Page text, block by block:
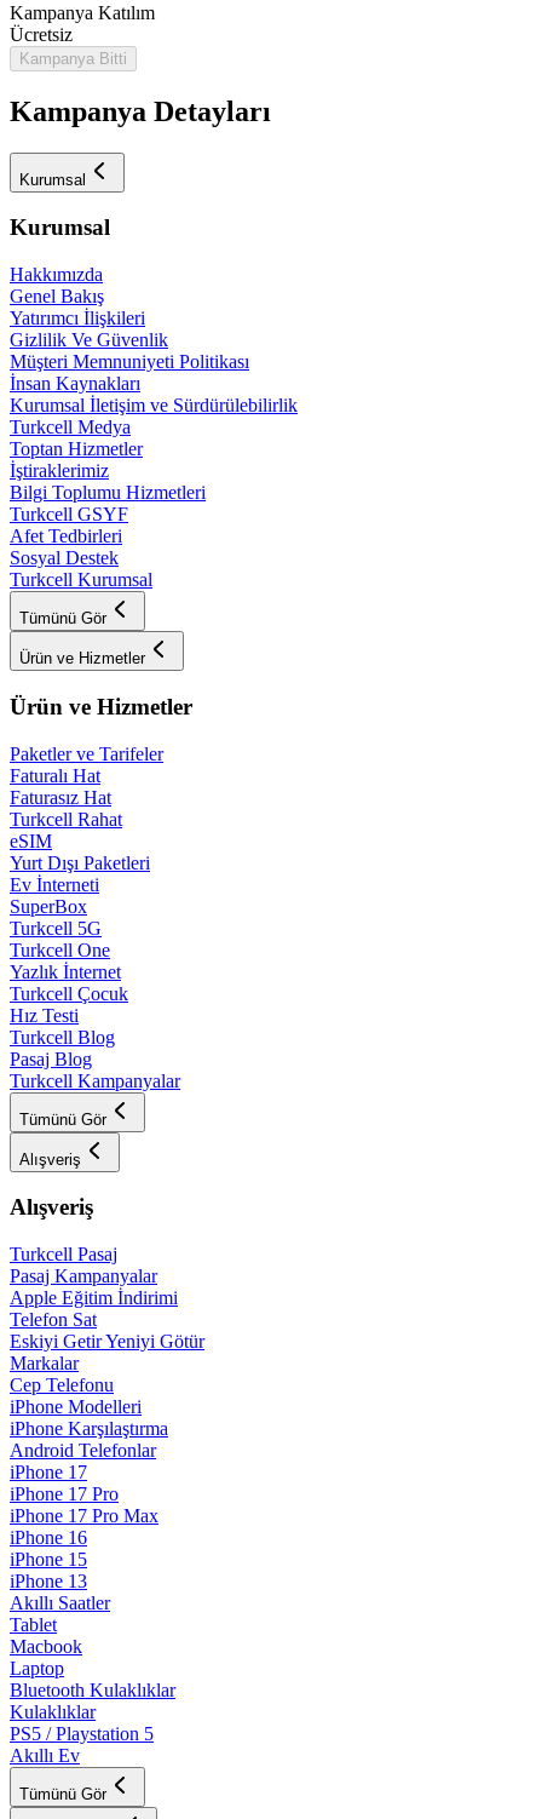
Kampanya Katılım
Ücretsiz
Kampanya Bitti
Kampanya Detayları
Kurumsal
Kurumsal
Hakkımızda
Genel Bakış
Yatırımcı İlişkileri
Gizlilik Ve Güvenlik
Müşteri Memnuniyeti Politikası
İnsan Kaynakları
Kurumsal İletişim ve Sürdürülebilirlik
Turkcell Medya
Toptan Hizmetler
İştiraklerimiz
Bilgi Toplumu Hizmetleri
Turkcell GSYF
Afet Tedbirleri
Sosyal Destek
Turkcell Kurumsal
Tümünü Gör
Ürün ve Hizmetler
Ürün ve Hizmetler
Paketler ve Tarifeler
Faturalı Hat
Faturasız Hat
Turkcell Rahat
eSIM
Yurt Dışı Paketleri
Ev İnterneti
SuperBox
Turkcell 5G
Turkcell One
Yazlık İnternet
Turkcell Çocuk
Hız Testi
Turkcell Blog
Pasaj Blog
Turkcell Kampanyalar
Tümünü Gör
Alışveriş
Alışveriş
Turkcell Pasaj
Pasaj Kampanyalar
Apple Eğitim İndirimi
Telefon Sat
Eskiyi Getir Yeniyi Götür
Markalar
Cep Telefonu
iPhone Modelleri
iPhone Karşılaştırma
Android Telefonlar
iPhone 17
iPhone 17 Pro
iPhone 17 Pro Max
iPhone 16
iPhone 15
iPhone 13
Akıllı Saatler
Tablet
Macbook
Laptop
Bluetooth Kulaklıklar
Kulaklıklar
PS5 / Playstation 5
Akıllı Ev
Tümünü Gör